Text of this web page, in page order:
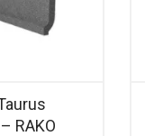
RAKO